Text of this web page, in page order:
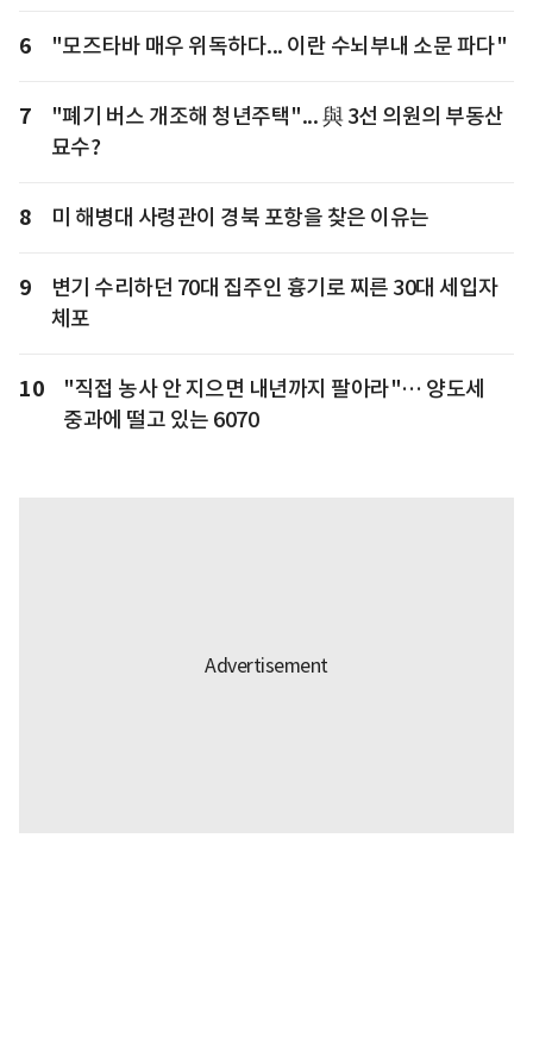
6 "모즈타바 매우 위독하다... 이란 수뇌부내 소문 파다"
7
"폐기 버스 개조해 청년주택"... 與 3선 의원의 부동산
묘수?
8 미 해병대 사령관이 경북 포항을 찾은 이유는
9
변기 수리하던 70대 집주인 흉기로 찌른 30대 세입자
체포
10
"직접 농사 안 지으면 내년까지 팔아라"… 양도세
중과에 떨고 있는 6070